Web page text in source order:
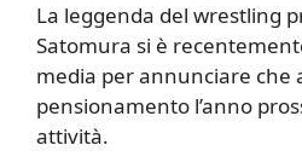
La leggenda del wrestling
Satomura si è
media per annunciare che
pensionamento l’anno
attività.